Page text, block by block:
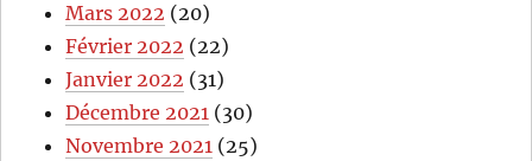
Mars 2022 (20)
Février 2022 (22)
Janvier 2022 (31)
Décembre 2021 (30)
Novembre 2021 (25)